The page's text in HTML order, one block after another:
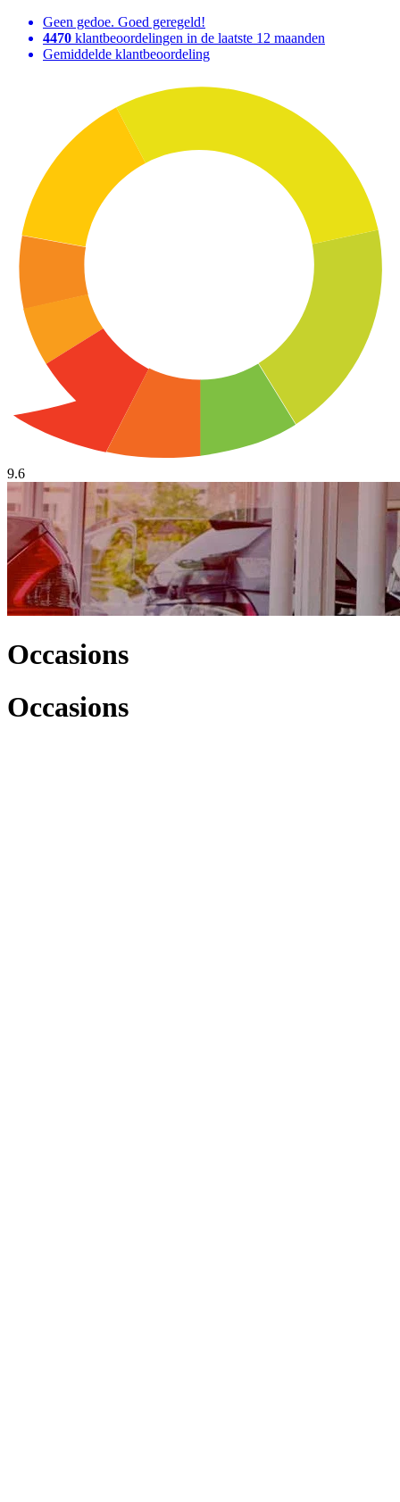
Geen gedoe. Goed geregeld!
4470 klantbeoordelingen in de laatste 12 maanden
Gemiddelde klantbeoordeling
9.6
Occasions
Occasions